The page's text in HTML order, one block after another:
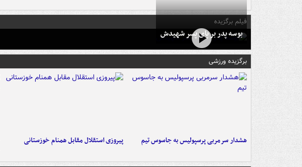
فیلم برگزیده
بوسه‌ پدر بر پای پسر شهیدش
برگزیده ورزشی
هشدار سرمربی پرسپولیس به جاسوس تیم پیروزی استقلال مقابل همنام خوزستانی